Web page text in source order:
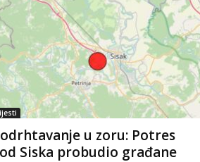
u zoru: Potres
Siska probudio građane